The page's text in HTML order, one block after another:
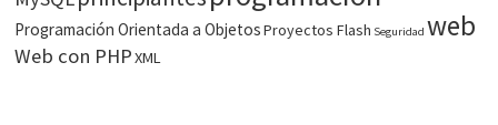
Programación Orientada a ObjetosProyectos Flash Seguridad web
Web con PHPXML